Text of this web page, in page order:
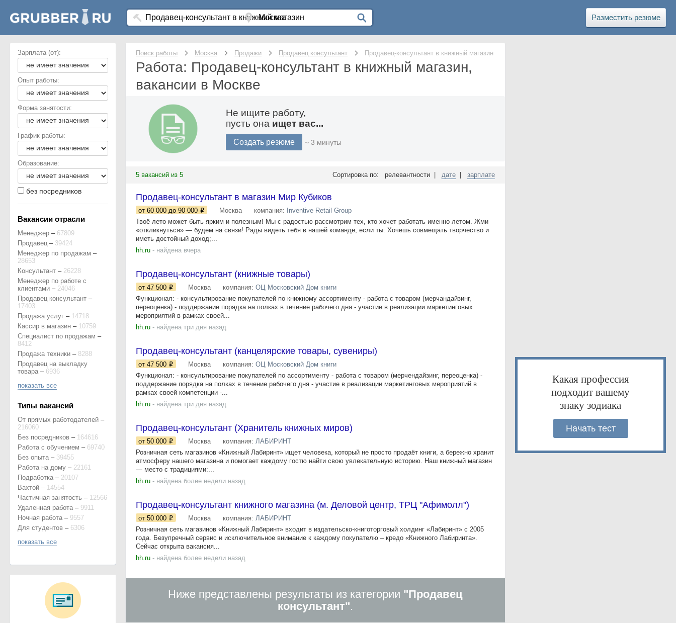
Разместить резюме
Поиск работы Москва Продажи Продавец консультант Продавец-консультант в книжный магазин
Работа: Продавец-консультант в книжный магазин,
вакансии в Москве
Не ищите работу,
пусть она ищет вас...
Создать резюме ~ 3 минуты
5 вакансий из 5 Сортировка по: релевантности | дате зарплате
Продавец-консультант в магазин Мир Кубиков
от 60 000 до 90 000 Москва компания:
Inventive Retail Group
Твоё лето может быть ярким и полезным! Мы с радостью рассмотрим тех, кто хочет работать именно летом. Жми
«откликнуться» — будем на связи! Рады видеть тебя в нашей команде, если ты: Хочешь совмещать творчество и
иметь достойный доход;...
hh.ru - найдена вчера
Продавец-консультант (книжные товары)
от 47 500 Москва компания: ОЦ Московский Дом книги
Функционал: - консультирование покупателей по книжному ассортименту - работа с товаром (мерчандайзинг,
переоценка) - поддержание порядка на полках в течение рабочего дня - участие в реализации маркетинговых
мероприятий в рамках своей...
hh.ru - найдена три дня назад
Продавец-консультант (канцелярские товары, сувениры)
от 47 500 Москва компания: ОЦ Московский Дом книги
Функционал: - консультирование покупателей по ассортименту - работа с товаром (мерчендайзинг, переоценка) -
поддержание порядка на полках в течение рабочего дня - участие в реализации маркетинговых мероприятий в
рамках своей компетенции -...
hh.ru - найдена три дня назад
Продавец-консультант (Хранитель книжных миров)
от 50 000 Москва компания: ЛАБИРИНТ
Розничная сеть магазинов «Книжный Лабиринт» ищет человека, который не просто продаёт книги, а бережно хранит
атмосферу нашего магазина и помогает каждому гостю найти свою увлекательную историю. Наш книжный магазин
— место с традициями:...
hh.ru - найдена более недели назад
Продавец-консультант книжного магазина (м. Деловой центр, ТРЦ "Афимолл")
от 50 000 Москва компания: ЛАБИРИНТ
Розничная сеть магазинов «Книжный Лабиринт» входит в издательско-книготорговый холдинг «Лабиринт» с 2005
года. Безупречный сервис и исключительное внимание к каждому покупателю – кредо «Книжного Лабиринта».
Сейчас открыта вакансия...
hh.ru - найдена более недели назад
Ниже представлены результаты из категории "Продавец
консультант".
Зарплата (от):
Опыт работы:
Форма занятости:
График работы:
Образование:
без посредников
Вакансии отрасли
Менеджер – 67809
Продавец – 39424
Менеджер по продажам –
28653
Консультант – 26228
Менеджер по работе с
клиентами – 24046
Продавец консультант –
17403
Продажа услуг – 14718
Кассир в магазин – 10759
Специалист по продажам –
8412
Продажа техники – 8288
Продавец на выкладку
товара – 6936
показать все
Типы вакансий
От прямых работодателей –
216060
Без посредников – 164616
Работа с обучением – 69740
Без опыта – 39455
Работа на дому – 22161
Подработка – 20107
Вахтой – 14554
Частичная занятость – 12566
Удаленная работа – 9911
Ночная работа – 9557
Для студентов – 6306
показать все
Какая профессия
подходит вашему
знаку зодиака
Начать тест